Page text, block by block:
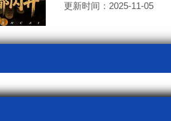
更新时间：2025-11-05